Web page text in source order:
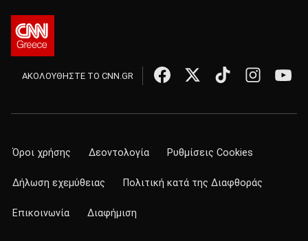
ΑΚΟΛΟΥΘΗΣΤΕ ΤΟ CNN.GR
Όροι χρήσης Δεοντολογία Ρυθμίσεις Cookies
Δήλωση εχεμύθειας Πολιτική κατά της Διαφθοράς
Επικοινωνία Διαφήμιση